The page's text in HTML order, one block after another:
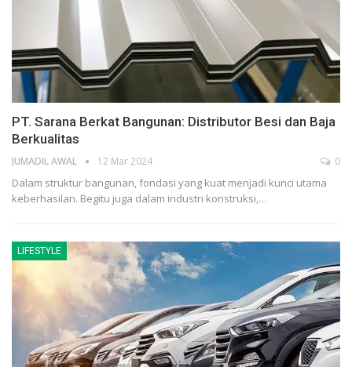
PT. Sarana Berkat Bangunan: Distributor Besi dan Baja
Berkualitas
JUMADIL AWAL 12 Mar 2024 0
Dalam struktur bangunan, fondasi yang kuat menjadi kunci utama
keberhasilan. Begitu juga dalam industri konstruksi,…
LIFESTYLE